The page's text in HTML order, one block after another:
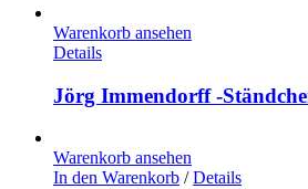
Warenkorb ansehen
Details
Jörg Immendorff -
Warenkorb ansehen
In den Warenkorb
Details